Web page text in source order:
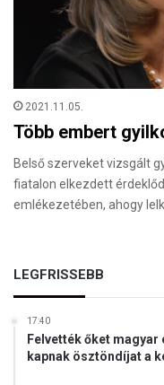
2021.11.05.
Több embert
Belső szerveket vizsgált
fiatalon elkezdett
emlékezetében, ahogy
LEGFRISSEBB
17:40
Felvették őket
kapnak ösztöndíjat a